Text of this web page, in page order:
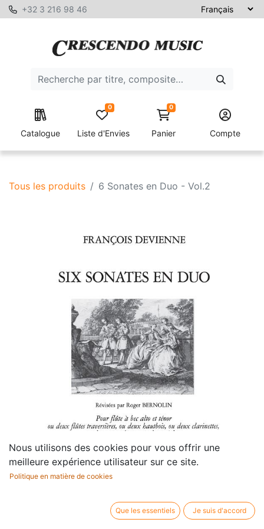
+32 3 216 98 46
Catalogue Liste d'Envies
0 0
Panier Compte
Tous les produits 6 Sonates en Duo - Vol.2
Nous utilisons des cookies pour vous offrir une
meilleure expérience utilisateur sur ce site.
Politique en matière de cookies
Que les essentiels Je suis d'accord